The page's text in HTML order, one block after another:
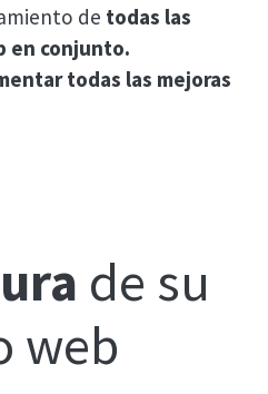
de todas las
en conjunto.
todas las mejoras
de su
web